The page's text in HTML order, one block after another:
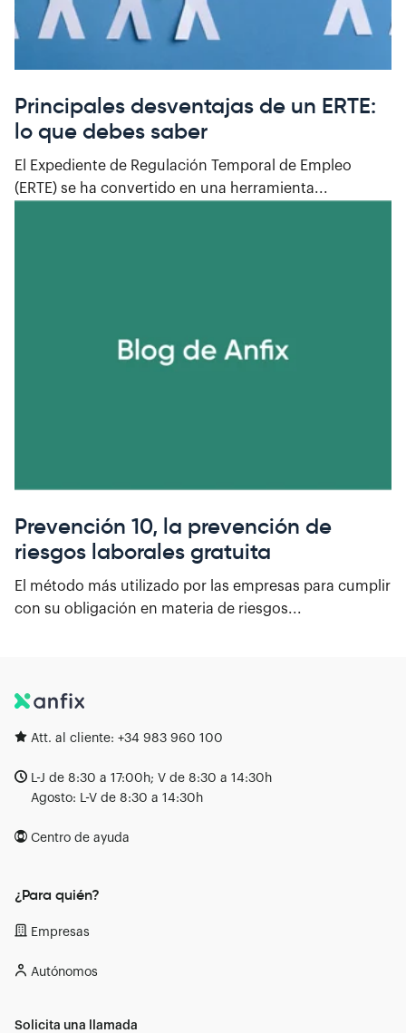
Principales desventajas de un ERTE:
lo que debes saber
El Expediente de Regulación Temporal de Empleo
(ERTE) se ha convertido en una herramienta...
Prevención 10, la prevención de
riesgos laborales gratuita
El método más utilizado por las empresas para cumplir
con su obligación en materia de riesgos...
Att. al cliente: +34 983 960 100
L-J de 8:30 a 17:00h; V de 8:30 a 14:30h
Agosto: L-V de 8:30 a 14:30h
Centro de ayuda
¿Para quién?
Empresas
Autónomos
Solicita una llamada